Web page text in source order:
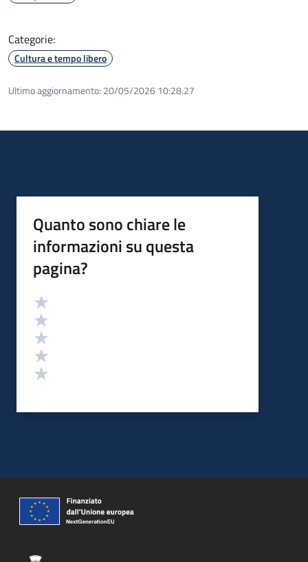
Categorie:
Cultura e tempo libero
Ultimo aggiornamento: 20/05/2026 10:28.27
Quanto sono chiare le
informazioni su questa
pagina?
Valutazione